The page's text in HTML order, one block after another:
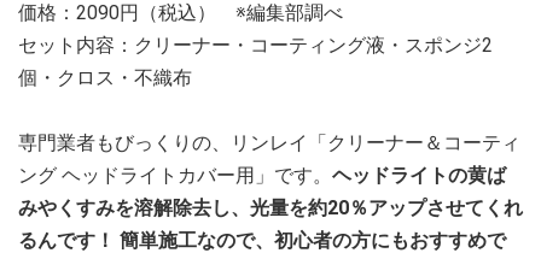
価格：2090円（税込） ※編集部調べ
セット内容：クリーナー・コーティング液・スポンジ2
個・クロス・不織布
専門業者もびっくりの、リンレイ「クリーナー＆コーティ
ング ヘッドライトカバー用」です。 ヘッドライトの黄ば
みやくすみを溶解除去し、光量を約20％アップさせてくれ
るんです！ 簡単施工なので、初心者の方にもおすすめで